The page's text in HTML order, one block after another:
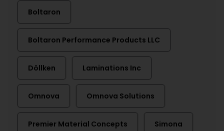
Boltaron
Boltaron Performance Products LLC
Döllken Laminations Inc
Omnova Omnova Solutions
Premier Material Concepts Simona